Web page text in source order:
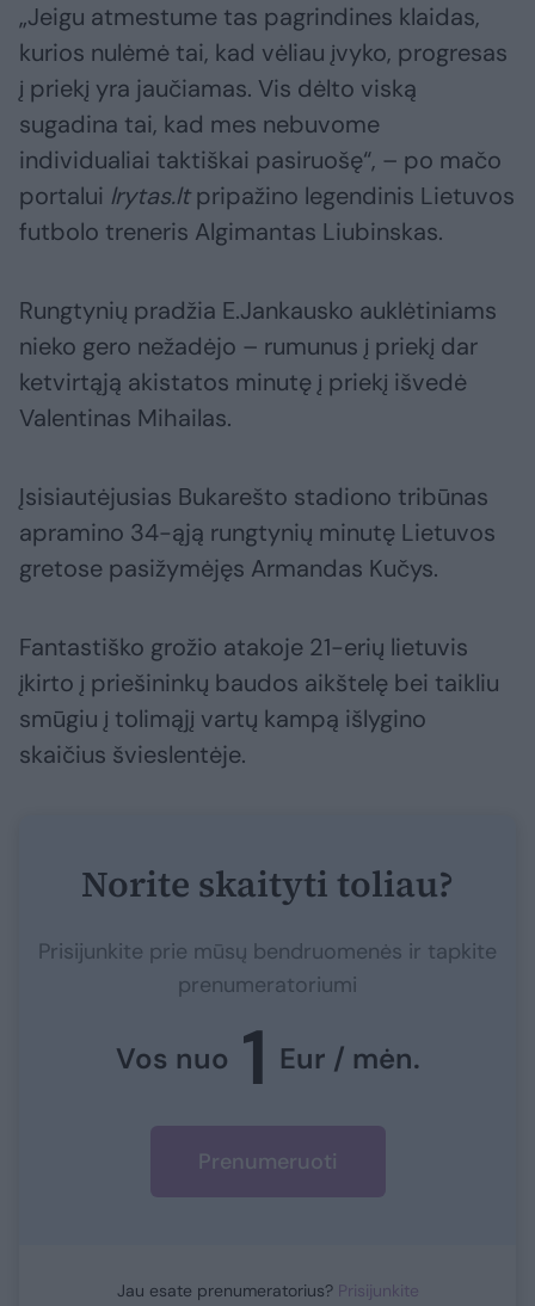
„Jeigu atmestume tas pagrindines klaidas,
kurios nulėmė tai, kad vėliau įvyko, progresas
į priekį yra jaučiamas. Vis dėlto viską
sugadina tai, kad mes nebuvome
individualiai taktiškai pasiruošę“, – po mačo
portalui lrytas.ltpripažino legendinis Lietuvos
futbolo treneris Algimantas Liubinskas.
Rungtynių pradžia E.Jankausko auklėtiniams
nieko gero nežadėjo – rumunus į priekį dar
ketvirtąją akistatos minutę į priekį išvedė
Valentinas Mihailas.
Įsisiautėjusias Bukarešto stadiono tribūnas
apramino 34-ąją rungtynių minutę Lietuvos
gretose pasižymėjęs Armandas Kučys.
Fantastiško grožio atakoje 21-erių lietuvis
įkirto į priešininkų baudos aikštelę bei taikliu
smūgiu į tolimąjį vartų kampą išlygino
skaičius švieslentėje.
Norite skaityti toliau?
Prisijunkite prie mūsų bendruomenės ir tapkite
prenumeratoriumi
Vos nuo 1 Eur / mėn.
Prenumeruoti
Jau esate prenumeratorius? Prisijunkite